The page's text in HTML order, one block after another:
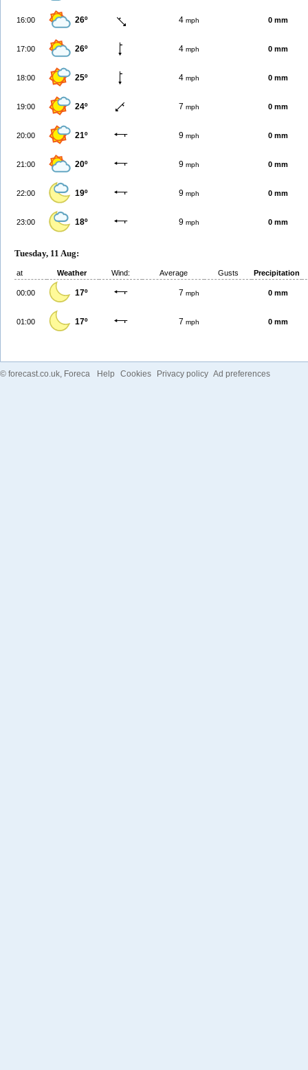
16:00 26º 4 mph 0 mm
17:00 26º 4 mph 0 mm
18:00 25º 4 mph 0 mm
19:00 24º 7 mph 0 mm
20:00 21º 9 mph 0 mm
21:00 20º 9 mph 0 mm
22:00 19º 9 mph 0 mm
23:00 18º 9 mph 0 mm
Tuesday, 11 Aug:
at Weather Wind: Average Gusts Precipitation
00:00 17º 7 mph 0 mm
01:00 17º 7 mph 0 mm
© forecast.co.uk , Foreca Help Cookies Privacy policy Ad preferences